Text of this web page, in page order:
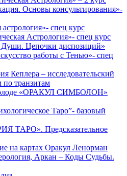
Основы консультирования»-
астрология»- спец курс
Астрология»- спец курс
Цепочки диспозиций»
работы с Тенью»- спец
Кеплера – исследовательский
по транзитам
«ОРАКУЛ СИМБОЛОН»
Таро”- базовый
ТАРО». Предсказательное
на картах Оракул Ленорман
Аркан – Коды Судьбы.